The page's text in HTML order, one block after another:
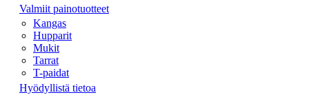
Valmiit painotuotteet
Kangas
Hupparit
Mukit
Tarrat
T-paidat
Hyödyllistä tietoa